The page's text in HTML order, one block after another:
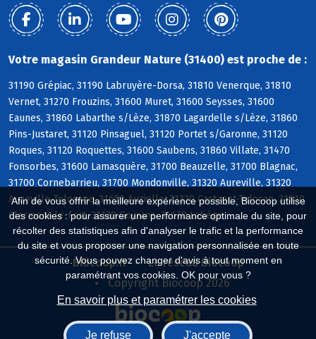
Afin de vous offrir la meilleure expérience possible, Biocoop utilise
des cookies : pour assurer une performance optimale du site, pour
récolter des statistiques afin d'analyser le trafic et la performance
du site et vous proposer une navigation personnalisée en toute
sécurité. Vous pouvez changer d'avis à tout moment en
paramétrant vos cookies. OK pour vous ?
En savoir plus et paramétrer les cookies
Je refuse J'accepte
Votre magasin Grandeur Nature (31400) est proche de :
31190 Grépiac, 31190 Labruyère-Dorsa, 31810 Venerque, 31810
Vernet, 31270 Frouzins, 31600 Muret, 31600 Seysses, 31600
Eaunes, 31860 Labarthe s/Lèze, 31870 Lagardelle s/Lèze, 31860
Pins-Justaret, 31120 Pinsaguel, 31120 Portet s/Garonne, 31120
Roques, 31120 Roquettes, 31600 Saubens, 31860 Villate, 31470
Fonsorbes, 31600 Lamasquère, 31700 Beauzelle, 31700 Blagnac,
31700 Cornebarrieu, 31700 Mondonville, 31320 Aureville, 31320
Auzeville-Tolosane, 31650 Auzielle, 31320 Castanet-Tolosan, 31810
Clermont-le-Fort, 31120 Goyrans, 31670 Labège
Biocoop.fr
Le réseau Biocoop
Copyright Biocoop 2026